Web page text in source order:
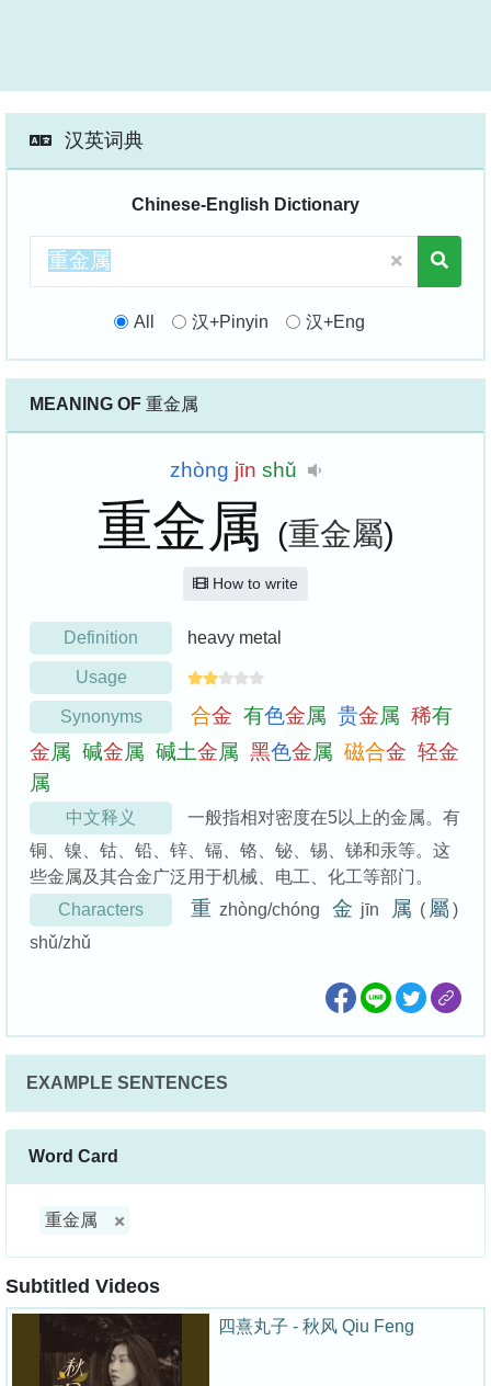
汉英词典
Chinese-English Dictionary
All 汉+Pinyin 汉+Eng
MEANING OF 重金属
zhòng jīn shǔ
重金属 (重金屬)
How to write
Definition heavy metal
Usage
Synonyms 合金 有色金属 贵金属 稀有
金属 碱金属 碱土金属 黑色金属 磁合金 轻金
属
中文释义
一般指相对密度在5以上的金属。有
铜、镍、钴、铅、锌、镉、铬、铋、锡、锑和汞等。这
些金属及其合金广泛用于机械、电工、化工等部门。
Characters
重 zhòng/chóng 金 jīn 属 ( 屬 )
shǔ/zhǔ
EXAMPLE SENTENCES
Word Card
重金属
Subtitled Videos
四熹丸子 - 秋风 Qiu Feng